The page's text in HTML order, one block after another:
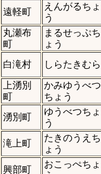
遠軽町
えんがるちょ
う
丸瀬布
町
まるせっぷち
ょう
白滝村 しらたきむら
上湧別
町
かみゆうべつ
ちょう
湧別町
ゆうべつちょ
う
滝上町
たきのうえち
ょう
興部町
おこっぺちょ